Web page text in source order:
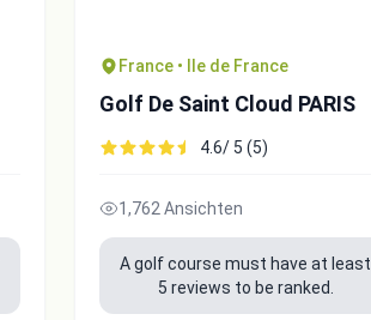
France • Ile de France
Golf De Saint Cloud PARIS
4.6/ 5 (5)
1,762 Ansichten
A golf course must have at least
5 reviews to be ranked.